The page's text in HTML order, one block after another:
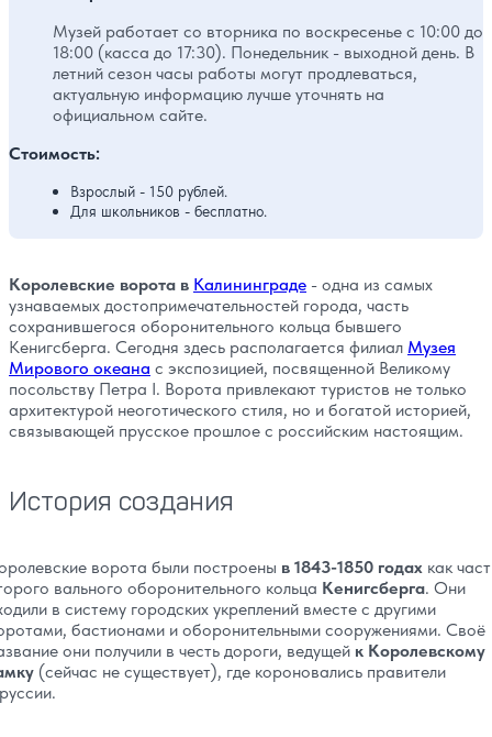
Музей работает со вторника по воскресенье с 10:00 до
18:00 (касса до 17:30). Понедельник - выходной день. В
летний сезон часы работы могут продлеваться,
актуальную информацию лучше уточнять на
официальном сайте.
Стоимость:
Взрослый - 150 рублей.
Для школьников - бесплатно.
Королевские ворота в Калининграде - одна из самых
узнаваемых достопримечательностей города, часть
сохранившегося оборонительного кольца бывшего
Кенигсберга. Сегодня здесь располагается филиал Музея
Мирового океана с экспозицией, посвященной Великому
посольству Петра I. Ворота привлекают туристов не только
архитектурой неоготического стиля, но и богатой историей,
связывающей прусское прошлое с российским настоящим.
История создания
ворота были построены в 1843-1850 годах как
вального оборонительного кольца Кенигсберга. Они
в систему городских укреплений вместе с другими
бастионами и оборонительными сооружениями. Своё
они получили в честь дороги, ведущей к Королевскому
(сейчас не существует), где короновались правители